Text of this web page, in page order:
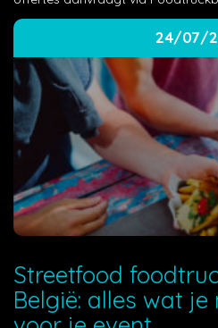
24/07/
Streetfood
België: alles wat